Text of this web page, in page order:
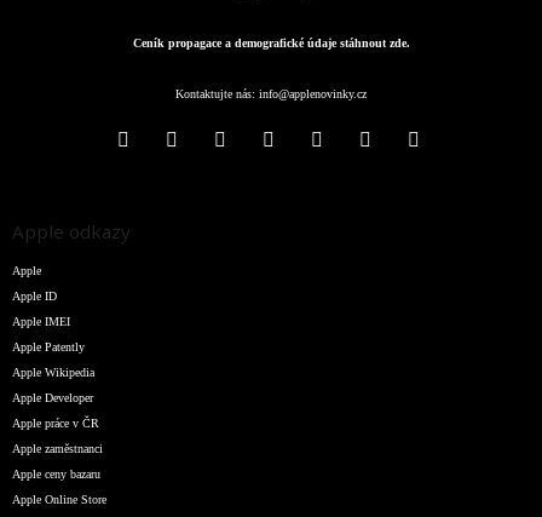
Ceník propagace a demografické údaje stáhnout zde.
Kontaktujte nás: info@applenovinky.cz
Apple odkazy
Apple
Apple ID
Apple IMEI
Apple Patently
Apple Wikipedia
Apple Developer
Apple práce v ČR
Apple zaměstnanci
Apple ceny bazaru
Apple Online Store